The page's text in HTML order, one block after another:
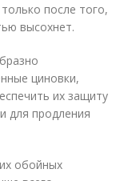
после того,
высохнет.
циновки,
их защиту
для продления
обойных